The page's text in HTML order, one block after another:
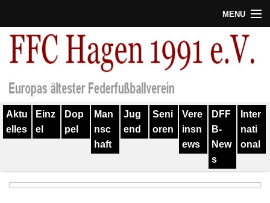
MENU
Termine
Verein
Geschichte
Training
Aktu
elles
Einz
el
Dop
pel
Man
nsc
haft
Jug
end
Seni
oren
Vere
insn
ews
DFF
B-
New
s
Inter
nati
onal